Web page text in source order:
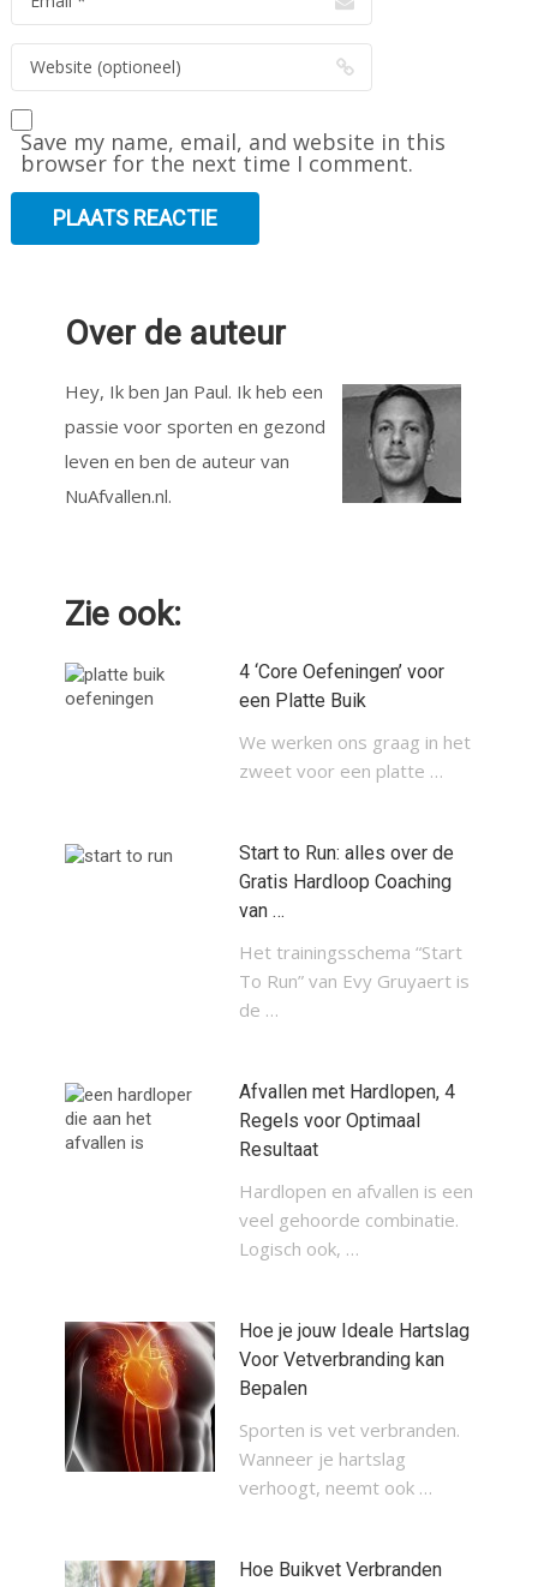
Save my name, email, and website in this
browser for the next time I comment.
Over de auteur
Hey, Ik ben Jan Paul. Ik heb een
passie voor sporten en gezond
leven en ben de auteur van
NuAfvallen.nl.
Zie ook:
4 ‘Core Oefeningen’ voor
een Platte Buik
We werken ons graag in het
zweet voor een platte …
Start to Run: alles over de
Gratis Hardloop Coaching
van …
Het trainingsschema “Start
To Run” van Evy Gruyaert is
de …
Afvallen met Hardlopen, 4
Regels voor Optimaal
Resultaat
Hardlopen en afvallen is een
veel gehoorde combinatie.
Logisch ook, …
Hoe je jouw Ideale Hartslag
Voor Vetverbranding kan
Bepalen
Sporten is vet verbranden.
Wanneer je hartslag
verhoogt, neemt ook …
Hoe Buikvet Verbranden